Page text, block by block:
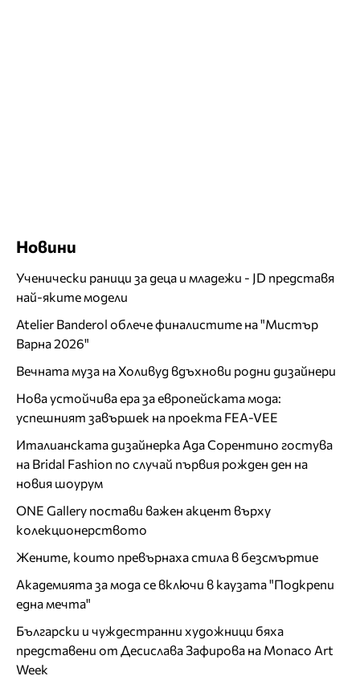
Новини
Ученически раници за деца и младежи - JD представя
най-яките модели
Atelier Banderol облече финалистите на "Мистър
Варна 2026"
Вечната муза на Холивуд вдъхнови родни дизайнери
Нова устойчива ера за европейската мода:
успешният завършек на проекта FEA-VEE
Италианската дизайнерка Ада Сорентино гостува
на Bridal Fashion по случай първия рожден ден на
новия шоурум
ONE Gallery постави важен акцент върху
колекционерството
Жените, които превърнаха стила в безсмъртие
Академията за мода се включи в каузата "Подкрепи
една мечта"
Български и чуждестранни художници бяха
представени от Десислава Зафирова на Monaco Art
Week